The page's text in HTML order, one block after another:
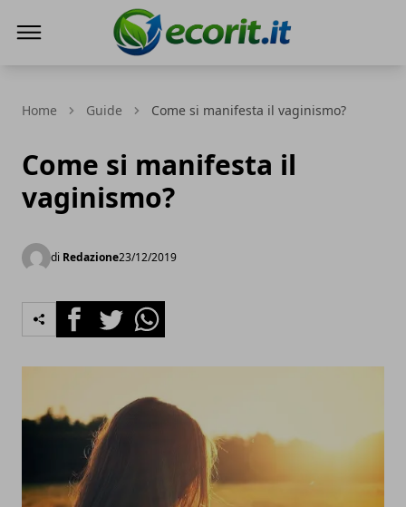
Home Guide Come si manifesta il vaginismo?
Come si manifesta il
vaginismo?
di Redazione23/12/2019
FacebookTwitterWhatsapp